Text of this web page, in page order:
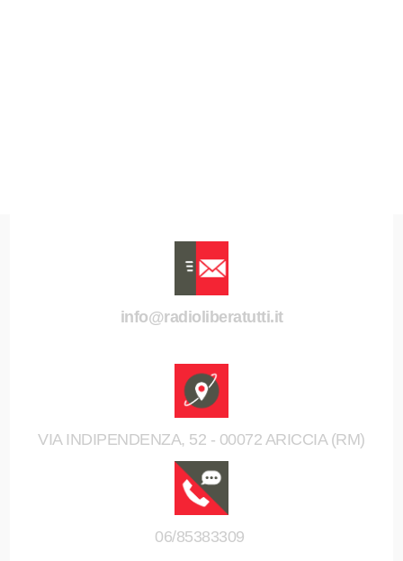
info@radioliberatutti.it
VIA INDIPENDENZA, 52 - 00072 ARICCIA (RM)
06/85383309